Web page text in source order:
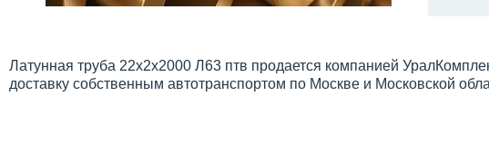
Латунная труба 22х2х2000 Л63 птв продается компанией
доставку собственным автотранспортом по Москве и Московской